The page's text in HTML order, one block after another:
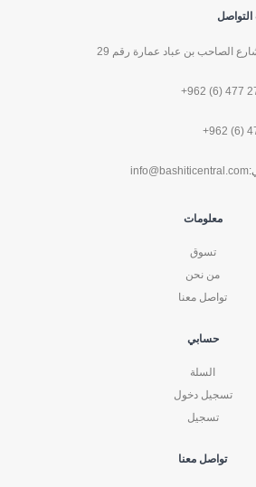
التواصل
الصاحب بن عباد عمارة رقم 29
+962 (6) 477
+962 (6)
info@bashiticentral.com
معلومات
تسوق
من نحن
تواصل معنا
حسابي
السلة
تسجيل دخول
تسجيل
تواصل معنا